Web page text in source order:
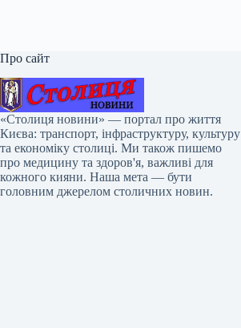
Про сайт
«Столиця новини» — портал про життя
Києва: транспорт, інфраструктуру, культуру
та економіку столиці. Ми також пишемо
про медицину та здоров'я, важливі для
кожного кияни. Наша мета — бути
головним джерелом столичних новин.